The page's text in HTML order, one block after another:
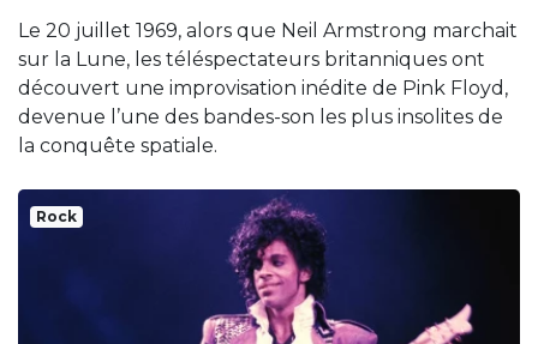
Le 20 juillet 1969, alors que Neil Armstrong marchait
sur la Lune, les téléspectateurs britanniques ont
découvert une improvisation inédite de Pink Floyd,
devenue l’une des bandes-son les plus insolites de
la conquête spatiale.
Rock